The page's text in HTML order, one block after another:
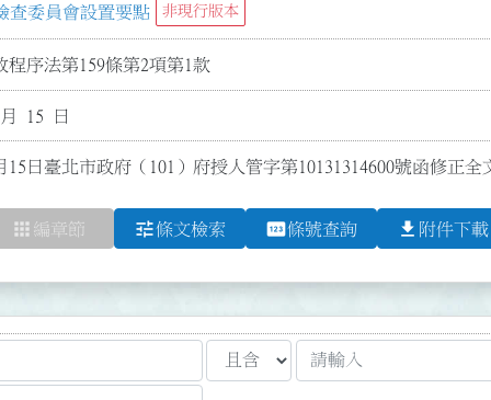
查委員會設置要點 非現行版本
程序法第159條第2項第1款
15 日
15日臺北市政府（101）府授人管字第10131314600號函修正全
apps 編章節 tune條文檢索 pin條號查詢 file_download 附件下載